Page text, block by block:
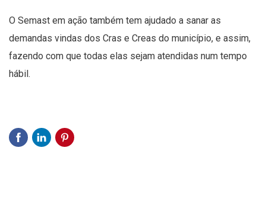
O Semast em ação também tem ajudado a sanar as
demandas vindas dos Cras e Creas do município, e assim,
fazendo com que todas elas sejam atendidas num tempo
hábil.